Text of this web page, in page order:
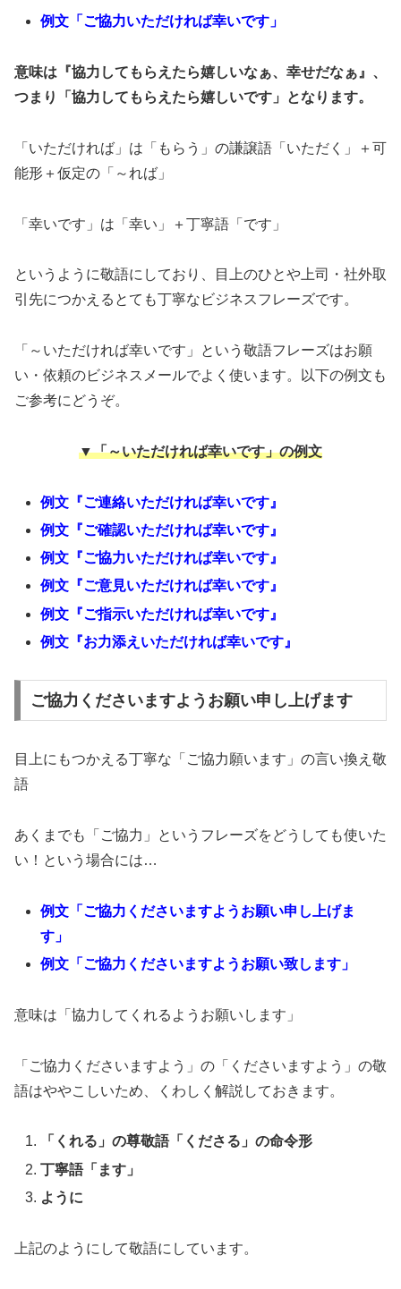
例文「ご協力いただければ幸いです」
意味は『協力してもらえたら嬉しいなぁ、幸せだなぁ』、
つまり「協力してもらえたら嬉しいです」となります。
「いただければ」は「もらう」の謙譲語「いただく」＋可
能形＋仮定の「～れば」
「幸いです」は「幸い」＋丁寧語「です」
というように敬語にしており、目上のひとや上司・社外取
引先につかえるとても丁寧なビジネスフレーズです。
「～いただければ幸いです」という敬語フレーズはお願
い・依頼のビジネスメールでよく使います。以下の例文も
ご参考にどうぞ。
▼「～いただければ幸いです」の例文
例文『ご連絡いただければ幸いです』
例文『ご確認いただければ幸いです』
例文『ご協力いただければ幸いです』
例文『ご意見いただければ幸いです』
例文『ご指示いただければ幸いです』
例文『お力添えいただければ幸いです』
ご協力くださいますようお願い申し上げます
目上にもつかえる丁寧な「ご協力願います」の言い換え敬
語
あくまでも「ご協力」というフレーズをどうしても使いた
い！という場合には…
例文「ご協力くださいますようお願い申し上げま
す」
例文「ご協力くださいますようお願い致します」
意味は「協力してくれるようお願いします」
「ご協力くださいますよう」の「くださいますよう」の敬
語はややこしいため、くわしく解説しておきます。
「くれる」の尊敬語「くださる」の命令形
丁寧語「ます」
ように
上記のようにして敬語にしています。